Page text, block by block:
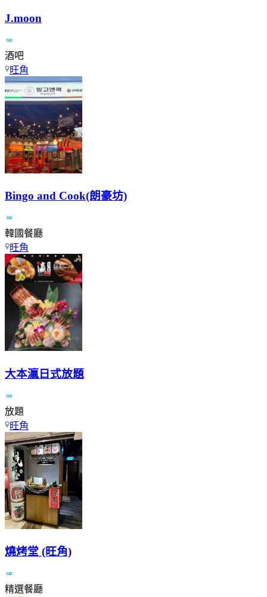
J.moon
酒吧
旺角
Bingo and Cook(朗豪坊)
韓國餐廳
旺角
大本瀛日式放題
放題
旺角
燒烤堂 (旺角)
精選餐廳